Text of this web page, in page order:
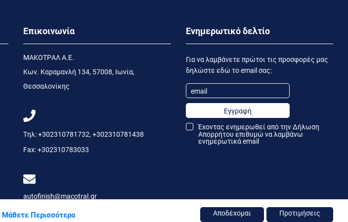
Επικοινωνία
MΑΚΟΤΡΑΛ Α.Ε.
Kων. Kαραμανλή 134, 57008, Ιωνία,
Θεσσαλονίκης
Τηλ:+302310781732, +302310781438
Fax:+302310783033
autofinish@macotral.gr
Ενημερωτικό δελτίο
Για να λαμβάνετε πρώτοι τις προσφορές μας
δηλώστε εδώ το email σας:
Εγγραφή
Έχοντας ενημερωθεί από τηνΔήλωση
Απορρήτου επιθυμώ να λαμβάνω
ενημερωτικά email
Μάθετε Περισσότερα Αποδέχομαι Προτιμήσεις